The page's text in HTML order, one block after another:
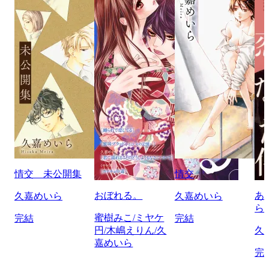
情交 未公開集
久嘉めいら
完結
おぼれる。
蜜樹みこ/ミヤケ
円/木嶋えりん/久
嘉めいら
情交
久嘉めいら
完結
あ
ら
久
完